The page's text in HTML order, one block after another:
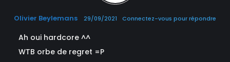
Olivier Beylemans 29/09/2021 Connectez-vous pour répondre
Ah oui hardcore ^^
WTB orbe de regret =P